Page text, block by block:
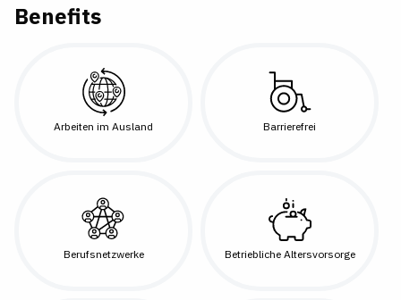
Benefits
Arbeiten im Ausland Barrierefrei
Berufsnetzwerke Betriebliche Altersvorsorge